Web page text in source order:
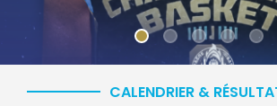
CALENDRIER &